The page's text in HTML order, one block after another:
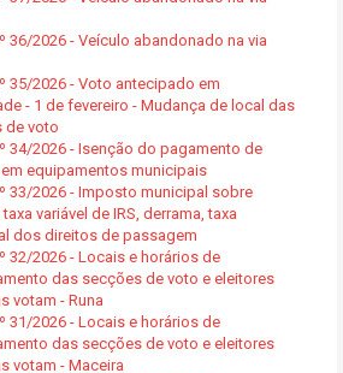
36/2026 - Veículo abandonado na via
35/2026 - Voto antecipado em
- 1 de fevereiro - Mudança de local das
de voto
34/2026 - Isenção do pagamento de
equipamentos municipais
33/2026 - Imposto municipal sobre
variável de IRS, derrama, taxa
dos direitos de passagem
32/2026 - Locais e horários de
das secções de voto e eleitores
votam - Runa
31/2026 - Locais e horários de
das secções de voto e eleitores
votam - Maceira